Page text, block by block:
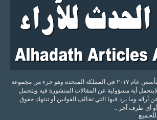
موقع وكالة الحدث للآراء تأسس عام ٢٠١٧ في المملكة المتحدة وهو جزء من مجموعة
أية مسؤولية عن المقالات المنشورة فيه ويتحمل
أرائه وما يرد فيها التي تخالف القوانين أو تنتهك حقوق
أو أي طرف آخر ..
للجميع